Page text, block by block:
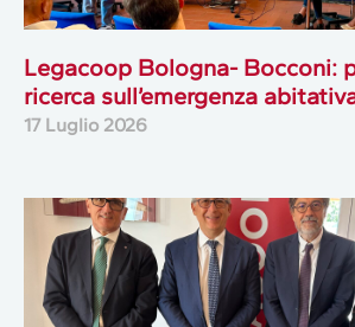
Legacoop Bologna- Bocconi:
ricerca sull’emergenza
17 Luglio 2026